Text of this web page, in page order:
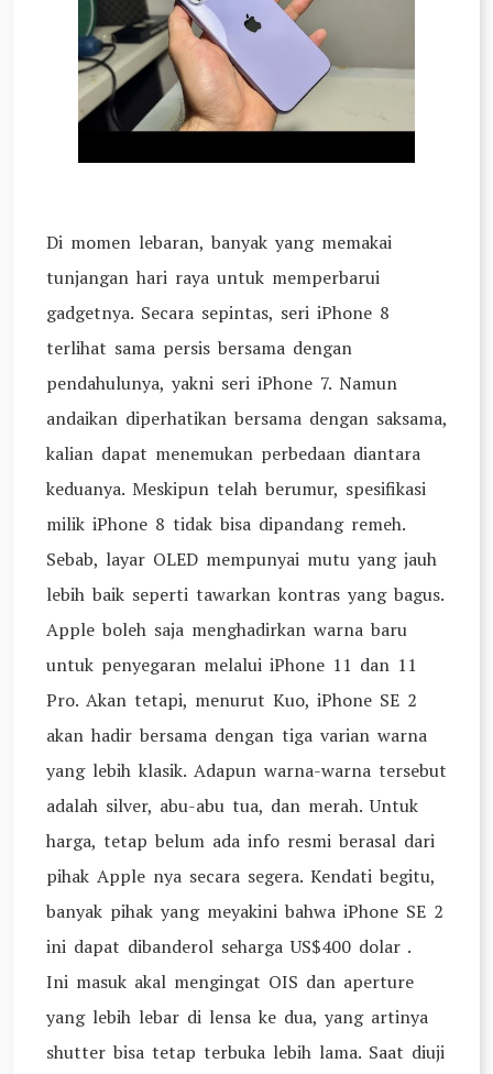
Di momen lebaran, banyak yang memakai
tunjangan hari raya untuk memperbarui
gadgetnya. Secara sepintas, seri iPhone 8
terlihat sama persis bersama dengan
pendahulunya, yakni seri iPhone 7. Namun
andaikan diperhatikan bersama dengan saksama,
kalian dapat menemukan perbedaan diantara
keduanya. Meskipun telah berumur, spesifikasi
milik iPhone 8 tidak bisa dipandang remeh.
Sebab, layar OLED mempunyai mutu yang jauh
lebih baik seperti tawarkan kontras yang bagus.
Apple boleh saja menghadirkan warna baru
untuk penyegaran melalui iPhone 11 dan 11
Pro. Akan tetapi, menurut Kuo, iPhone SE 2
akan hadir bersama dengan tiga varian warna
yang lebih klasik. Adapun warna-warna tersebut
adalah silver, abu-abu tua, dan merah. Untuk
harga, tetap belum ada info resmi berasal dari
pihak Apple nya secara segera. Kendati begitu,
banyak pihak yang meyakini bahwa iPhone SE 2
ini dapat dibanderol seharga US$400 dolar .
Ini masuk akal mengingat OIS dan aperture
yang lebih lebar di lensa ke dua, yang artinya
shutter bisa tetap terbuka lebih lama. Saat diuji